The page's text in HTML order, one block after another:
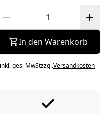
In den Warenkorb
inkl. ges. MwStzzgl.Versandkosten